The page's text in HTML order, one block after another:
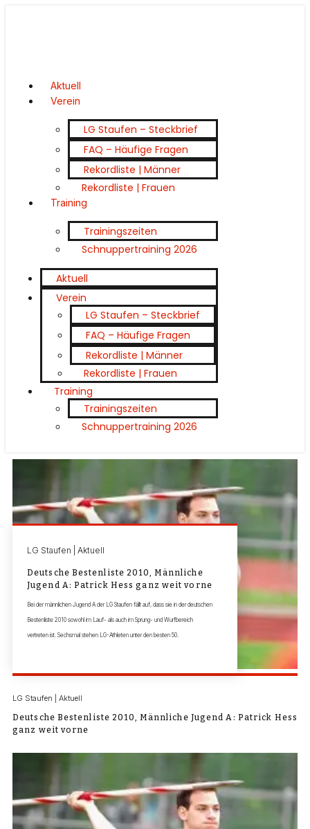
Aktuell
Verein
LG Staufen – Steckbrief
FAQ – Häufige Fragen
Rekordliste | Männer
Rekordliste | Frauen
Training
Trainingszeiten
Schnuppertraining 2026
Aktuell
Verein
LG Staufen – Steckbrief
FAQ – Häufige Fragen
Rekordliste | Männer
Rekordliste | Frauen
Training
Trainingszeiten
Schnuppertraining 2026
LG Staufen | Aktuell
Deutsche Bestenliste 2010, Männliche
Jugend A: Patrick Hess ganz weit vorne
Bei der männlichen Jugend A der LG Staufen fällt auf, dass sie in der deutschen
Bestenliste 2010 sowohl im Lauf- als auch im Sprung- und Wurfbereich
vertreten ist. Sechsmal stehen LG-Athleten unter den besten 50.
LG Staufen | Aktuell
Deutsche Bestenliste 2010, Männliche Jugend A: Patrick Hess
ganz weit vorne